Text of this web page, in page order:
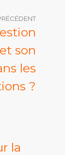
son
les
?
la